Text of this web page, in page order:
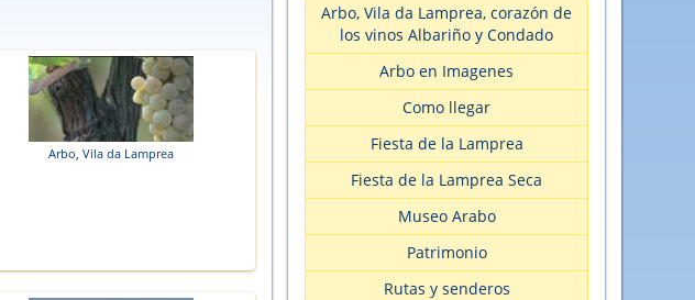
Arbo, Vila da Lamprea
Arbo, Vila da Lamprea, corazón de
los vinos Albariño y Condado
Arbo en Imagenes
Como llegar
Fiesta de la Lamprea
Fiesta de la Lamprea Seca
Museo Arabo
Patrimonio
Rutas y senderos